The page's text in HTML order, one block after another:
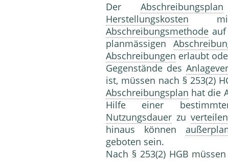
DerAbschreibungsplan
Herstellungskosten mit
Abschreibungsmethode
planmässigen
Abschreibungen erlaubt
Gegenstände des
ist, müssen nach § 253(2)
Abschreibungsplan hat die
Hilfe einer
Nutzungsdauer zu verteilen
hinaus können
geboten sein.
Nach § 253(2) HGB